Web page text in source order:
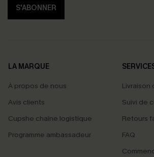
S'ABONNER
LA MARQUE
À propos de nous
Avis clients
Cupshe chaîne logistique
Programme ambassadeur
Suivi de
Retours
FAQ